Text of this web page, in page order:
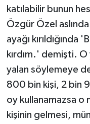
katılabilir bunun
Özgür Özel
ayağı kırıldığında
kırdım.' demişti.
yalan söylemeye
800 bin kişi, 2 bin
oy kullanamazsa o
kişinin gelmesi,